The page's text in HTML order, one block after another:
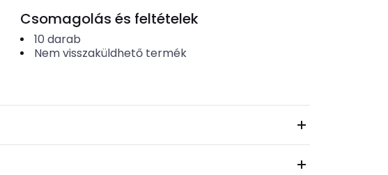
Csomagolás és feltételek
10 darab
Nem visszaküldhető termék